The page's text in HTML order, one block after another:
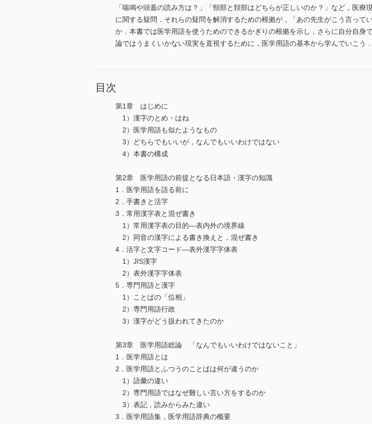
「喘鳴や頭蓋の読み方は？」「頸部と頚部はどちらが正しいのか？」など，医
に関する疑問．それらの疑問を解消するための根拠が，「あの先生がこう言って
か．本書では医学用語を使うためのできるかぎりの根拠を示し，さらに自分自
論ではうまくいかない現実を直視するために，医学用語の基本から学んでいこう．
目次
第1章 はじめに
1）漢字のとめ・はね
2）医学用語も似たようなもの
3）どちらでもいいが，なんでもいいわけではない
4）本書の構成
第2章 医学用語の前提となる日本語・漢字の知識
1．医学用語を語る前に
2．手書きと活字
3．常用漢字表と混ぜ書き
1）常用漢字表の目的―表内外の境界線
2）同音の漢字による書き換えと，混ぜ書き
4．活字と文字コード―表外漢字字体表
1）JIS漢字
2）表外漢字字体表
5．専門用語と漢字
1）ことばの「位相」
2）専門用語行政
3）漢字がどう扱われてきたのか
第3章 医学用語総論 「なんでもいいわけではないこと」
1．医学用語とは
2．医学用語とふつうのことばは何が違うのか
1）語彙の違い
2）専門用語ではなぜ難しい言い方をするのか
3）表記，読みからみた違い
3．医学用語集，医学用語辞典の概要